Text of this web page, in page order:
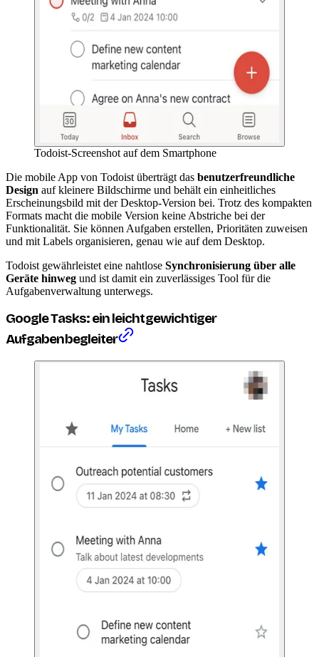
Todoist-Screenshot auf dem Smartphone
Die mobile App von Todoist überträgt das benutzerfreundliche
Design auf kleinere Bildschirme und behält ein einheitliches
Erscheinungsbild mit der Desktop-Version bei. Trotz des kompakten
Formats macht die mobile Version keine Abstriche bei der
Funktionalität. Sie können Aufgaben erstellen, Prioritäten zuweisen
und mit Labels organisieren, genau wie auf dem Desktop.
Todoist gewährleistet eine nahtlose Synchronisierung über alle
Geräte hinweg und ist damit ein zuverlässiges Tool für die
Aufgabenverwaltung unterwegs.
Google Tasks: ein leichtgewichtiger
Aufgabenbegleiter